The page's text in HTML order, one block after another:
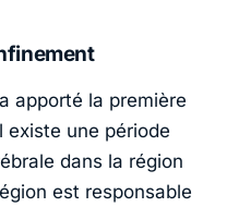
apporté la première
existe une période
dans la région
est responsable